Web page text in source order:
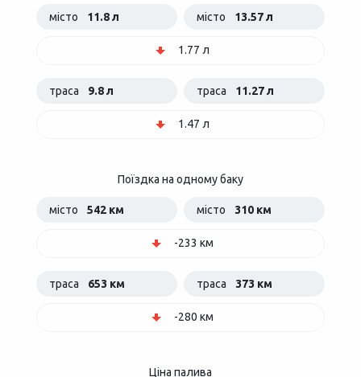
місто 11.8 л місто 13.57 л
1.77 л
траса 9.8 л траса 11.27 л
1.47 л
Поїздка на одному баку
місто 542 км місто 310 км
-233 км
траса 653 км траса 373 км
-280 км
Ціна палива